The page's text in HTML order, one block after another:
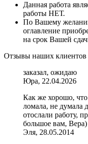
Данная работа
работы НЕТ.
По Вашему
оглавление
на срок Вашей
Отзывы наших клиентов
заказал, ожидаю
Юра, 22.04.2026
Как же хорошо, что
ломала, не думала
отослали работу,
большое вам, Вера)
Эля, 28.05.2014